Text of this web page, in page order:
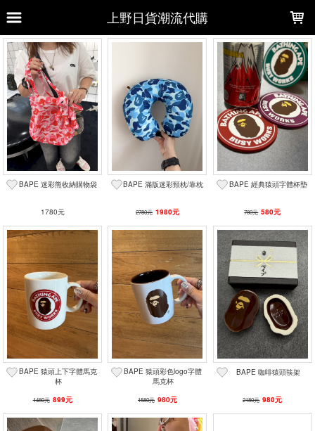
上野日貨潮流代購
上架時間 銷售件數
樣式尺寸篩選
全部樣式 黑 綠迷彩 白
藍迷彩
藍
粉迷彩 紅
粉
紫
全部尺寸 S M M(25-27cm)
L
L (27～29cm)
L(27-29cm) 16 CASE
16 PLUS
16 PRO
16 PRO MAX
篩選
BAPE 迷彩熊收納購物袋
1780元
BAPE 滿版迷彩頸枕/靠枕
2780元 1980元
BAPE 經典猿頭字體杯墊
780元 580元
BAPE 猿頭上下字體馬克
杯
1480元 899元
BAPE 猿頭彩色logo字體
馬克杯
1580元 980元
BAPE 咖啡猿頭筷架
2180元 980元